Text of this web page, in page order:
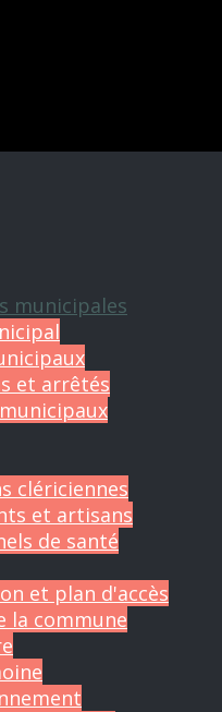
municipales
et arrêtés
clériciennes
et artisans
de santé
et plan d'accès
la commune